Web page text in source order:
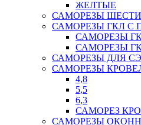
ЖЕЛТЫЕ
САМОРЕЗЫ
САМОРЕЗЫ ГКЛ С
САМОРЕЗЫ
САМОРЕЗЫ
САМОРЕЗЫ ДЛЯ
САМОРЕЗЫ
4,8
5,5
6,3
САМОРЕЗ
САМОРЕЗЫ